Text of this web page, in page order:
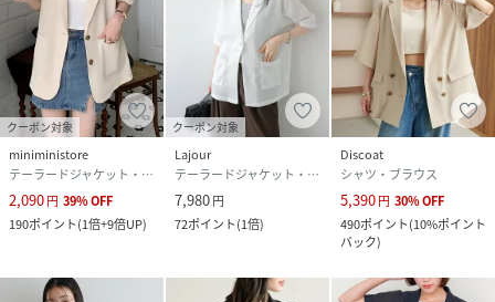
クーポン対象
miniministore
テーラードジャケット・ブレザー
2,090円 39%OFF
190ポイント(1倍+9倍UP)
クーポン対象
Lajour
テーラードジャケット・ブレザー
7,980円
72ポイント(1倍)
Discoat
シャツ・ブラウス
5,390円 30%OFF
490ポイント(10%ポイント
バック)